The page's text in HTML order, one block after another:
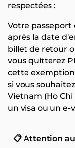
respectées :
Votre passeport
après la date
billet de retour
vous quitterez
cette exemption
si vous
Vietnam (Ho Chi
un visa ou un e-
📋 Attention